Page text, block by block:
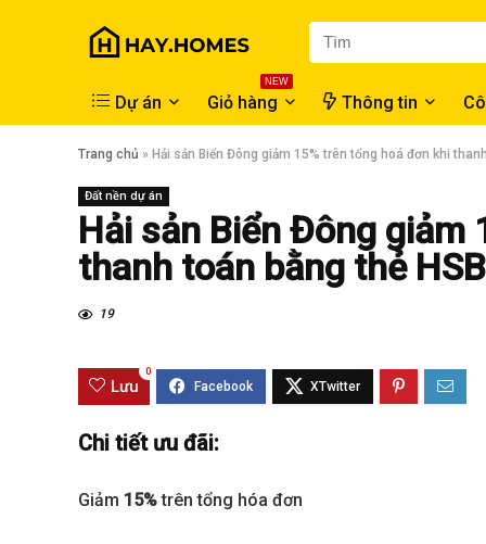
Dự án
NEW
Giỏ hàng Thông tin
Trang chủ » Hải sản Biển Đông giảm 15% trên tổng hoá đơn khi
Đất nền dự án
Hải sản Biển Đông giảm
thanh toán bằng thẻ
19
Lưu
0
Chi tiết ưu đãi:
Giảm 15%trên tổng hóa đơn